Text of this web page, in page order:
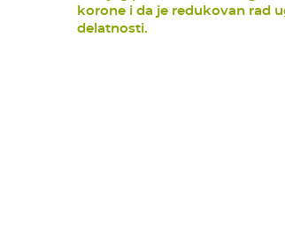
korone i da je redukovan rad
delatnosti.